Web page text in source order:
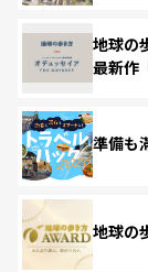
地球の
最新作
準備も
地球の